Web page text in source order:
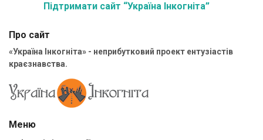
Підтримати сайт “Україна Інкогніта”
Про сайт
«Україна Інкогніта» - неприбутковий проект ентузіастів
краєзнавства.
Меню